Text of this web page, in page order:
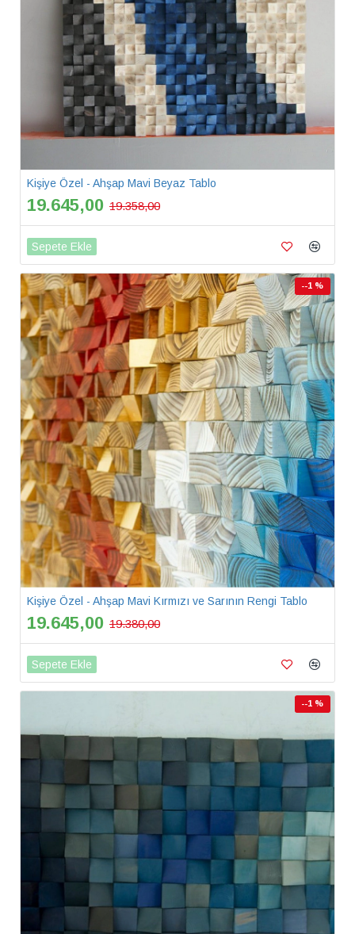
Kişiye Özel - Ahşap Mavi Beyaz Tablo
19.645,00 19.358,00
Sepete Ekle
--1 %
Kişiye Özel - Ahşap Mavi Kırmızı ve Sarının Rengi Tablo
19.645,00 19.380,00
Sepete Ekle
--1 %